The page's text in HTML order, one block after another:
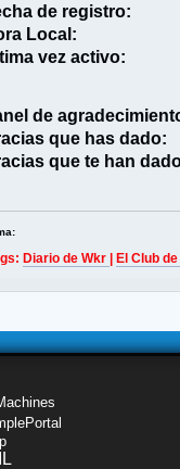
de registro:
Local:
vez activo:
de
que has dado:
que te han
Diario de Wkr |El Club